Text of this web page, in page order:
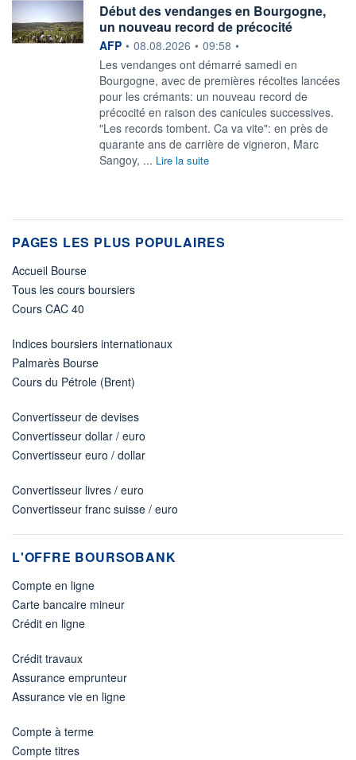
Début des vendanges en Bourgogne,
un nouveau record de précocité
information fournie par
AFP • 08.08.2026 • 09:58 •
Les vendanges ont démarré samedi en
Bourgogne, avec de premières récoltes lancées
pour les crémants: un nouveau record de
précocité en raison des canicules successives.
"Les records tombent. Ca va vite": en près de
quarante ans de carrière de vigneron, Marc
Sangoy, ... Lire la suite
PAGES LES PLUS POPULAIRES
Accueil Bourse
Tous les cours boursiers
Cours CAC 40
Indices boursiers internationaux
Palmarès Bourse
Cours du Pétrole (Brent)
Convertisseur de devises
Convertisseur dollar / euro
Convertisseur euro / dollar
Convertisseur livres / euro
Convertisseur franc suisse / euro
L'OFFRE BOURSOBANK
Compte en ligne
Carte bancaire mineur
Crédit en ligne
Crédit travaux
Assurance emprunteur
Assurance vie en ligne
Compte à terme
Compte titres